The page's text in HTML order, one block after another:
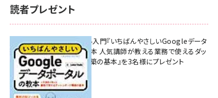
読者プレゼント
無料BIツール入門『いちばんやさしいGoogleデータ
ポータルの教本 人気講師が教える業務で使えるダッ
シュボード構築の基本』を3名様にプレゼント
7月31日 10:00